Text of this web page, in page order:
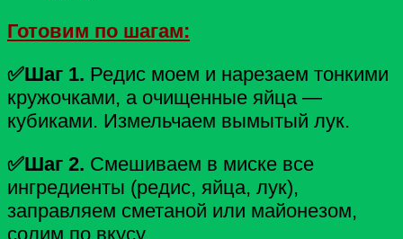
Готовим по шагам:
✅Шаг 1. Редис моем и нарезаем тонкими
кружочками, а очищенные яйца —
кубиками. Измельчаем вымытый лук.
✅Шаг 2. Смешиваем в миске все
ингредиенты (редис, яйца, лук),
заправляем сметаной или майонезом,
солим по вкусу.